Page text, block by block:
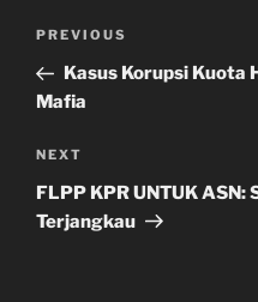
Navigasi
Previous
Post
PREVIOUS
Kasus Korupsi Kuota
Mafia
Next
Post
NEXT
FLPP KPR UNTUK ASN:
Terjangkau